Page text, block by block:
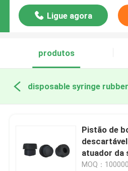
Ligue agora
produtos
Pistão de
atuador da
MOQ：